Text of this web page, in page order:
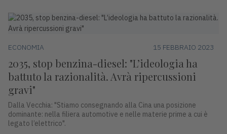
ECONOMIA 15 FEBBRAIO 2023
2035, stop benzina-diesel: "L’ideologia ha
battuto la razionalità. Avrà ripercussioni
gravi"
Dalla Vecchia: "Stiamo consegnando alla Cina una posizione
dominante: nella filiera automotive e nelle materie prime a cui è
legato l’elettrico".